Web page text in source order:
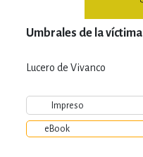
Umbrales de la víctima
Lucero de Vivanco
Impreso
eBook